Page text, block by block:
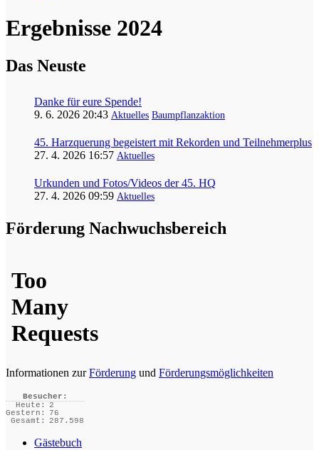
Ergebnisse 2024
Das Neuste
Danke für eure Spende!
9. 6. 2026 20:43 Aktuelles Baumpflanzaktion
45. Harzquerung begeistert mit Rekorden und Teilnehmerplus
27. 4. 2026 16:57 Aktuelles
Urkunden und Fotos/Videos der 45. HQ
27. 4. 2026 09:59 Aktuelles
Förderung Nachwuchsbereich
Informationen zurFörderung und Förderungsmöglichkeiten
Besucher:
Heute:
2
Gestern:
76
Gesamt:
287.598
Gästebuch